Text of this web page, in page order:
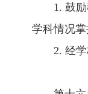
1. 鼓
学科情况掌
2. 经